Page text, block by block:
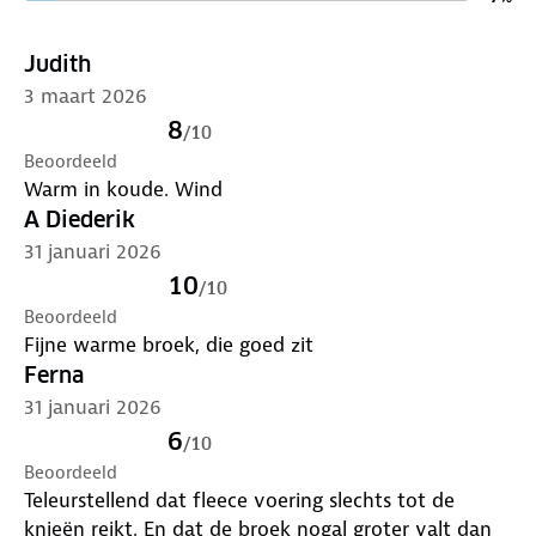
onze winkels. Wij geven er een nieuwe bestemming
aan.
Judith
3 maart 2026
8/10
Beoordeeld
Warm in koude. Wind
A Diederik
31 januari 2026
10/10
Beoordeeld
Fijne warme broek, die goed zit
Ferna
31 januari 2026
6/10
Beoordeeld
Teleurstellend dat fleece voering slechts tot de
knieën reikt. En dat de broek nogal groter valt dan